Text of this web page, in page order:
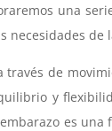
una
necesidades de
través de
y
es